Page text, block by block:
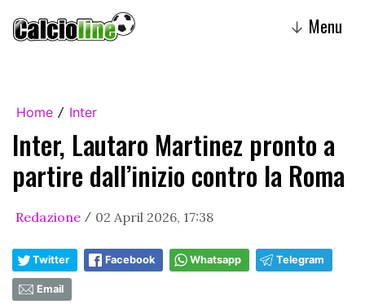
↓ Menu
Home / Inter
Inter, Lautaro Martinez pronto a
partire dall’inizio contro la Roma
Redazione / 02 April 2026, 17:38
Twitter Facebook Whatsapp Telegram
Email